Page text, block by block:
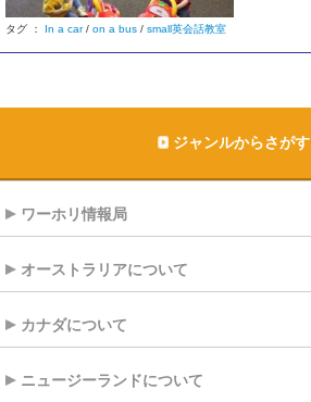
タグ ： In a car/ on a bus / small英会話教室
ジャンルからさがす
ワーホリ情報局
オーストラリアについて
カナダについて
ニュージーランドについて